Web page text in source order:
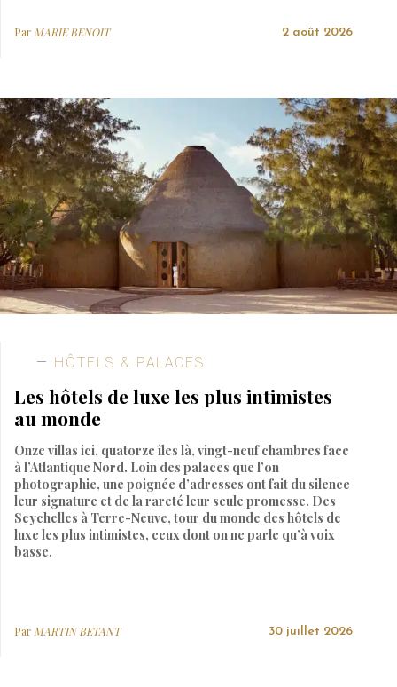
Par MARIE BENOIT 2 août 2026
HÔTELS & PALACES
Les hôtels de luxe les plus intimistes
au monde
Onze villas ici, quatorze îles là, vingt-neuf chambres face
à l’Atlantique Nord. Loin des palaces que l’on
photographie, une poignée d’adresses ont fait du silence
leur signature et de la rareté leur seule promesse. Des
Seychelles à Terre-Neuve, tour du monde des hôtels de
luxe les plus intimistes, ceux dont on ne parle qu’à voix
basse.
Par MARTIN BETANT 30 juillet 2026